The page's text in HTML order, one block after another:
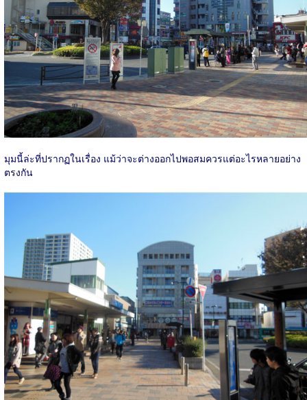
มุมนี้ล่ะที่ปรากฏในเรื่อง แม้ว่าจะต่างออกไปพอสมควรแต่อะไรหลายอย่าง
ตรงกัน